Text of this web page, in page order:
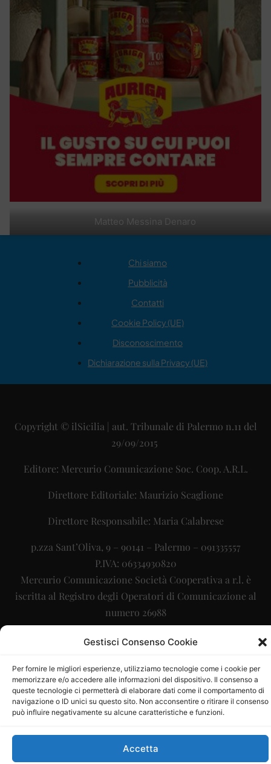
Gestisci Consenso Cookie
Per fornire le migliori esperienze, utilizziamo tecnologie come i cookie per
memorizzare e/o accedere alle informazioni del dispositivo. Il consenso a
queste tecnologie ci permetterà di elaborare dati come il comportamento di
navigazione o ID unici su questo sito. Non acconsentire o ritirare il consenso
può influire negativamente su alcune caratteristiche e funzioni.
Accetta
Matteo Messina Denaro
Chi siamo
Pubblicità
Contatti
Cookie Policy (UE)
Disconoscimento
Dichiarazione sulla Privacy (UE)
Copyright © ilSicilia | aut. Tribunale di Palermo n.11 del
29/09/2015
Editore: Mercurio Comunicazione Soc. Coop. A.R.L.
Direttore Editoriale: Maurizio Scaglione
Direttore Responsabile: Maria Calabrese
p.zza Sant’Oliva, 9 – 90141 – Palermo – 091335557
P.IVA: 06334930820
Mercurio Comunicazione Società Cooperativa a r.l. è
iscritta al Registro degli Operatori di Comunicazione al
numero 26988
Sito gestito daLa Digitale srl– info@ladigitale.it